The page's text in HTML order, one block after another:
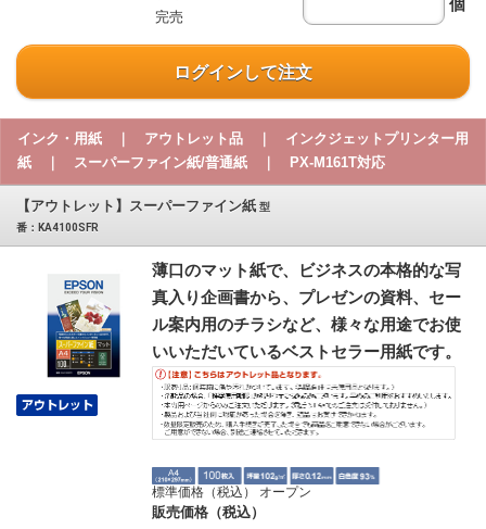
完売
個
ログインして注文
インク・用紙 ｜ アウトレット品 ｜ インクジェットプリンター用
紙 ｜ スーパーファイン紙/普通紙 ｜ PX-M161T対応
【アウトレット】スーパーファイン紙 型
番：KA4100SFR
薄口のマット紙で、ビジネスの本格的な写
真入り企画書から、プレゼンの資料、セー
ル案内用のチラシなど、様々な用途でお使
いいただいているベストセラー用紙です。
標準価格（税込） オープン
販売価格（税込）